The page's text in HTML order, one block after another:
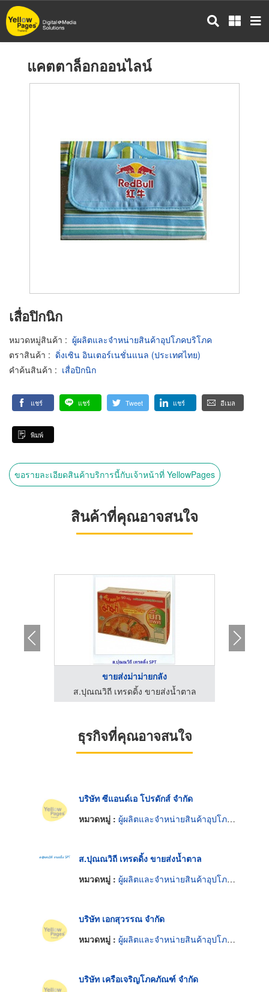
ข้าม
ไป
แคตตาล็อกออนไลน์
เสื่อปิกนิก
หมวดหมู่สินค้า : ผู้ผลิตและจำหน่ายสินค้าอุปโภคบริโภค
ตราสินค้า : ดิ่งเซิน อินเตอร์เนชั่นแนล (ประเทศไทย)
คำค้นสินค้า : เสื่อปิกนิก
แชร์ แชร์ Tweet แชร์ อีเมล
พิมพ์
ขอรายละเอียดสินค้าบริการนี้กับเจ้าหน้าที่ YellowPages
สินค้าที่คุณอาจสนใจ
ขายส่งม่าม่ายกลัง
ส.ปุณณวิถี เทรดดิ้ง ขายส่งน้ำตาล
ธุรกิจที่คุณอาจสนใจ
บริษัท ซีแอนด์เอ โปรดักส์ จำกัด
หมวดหมู่ : ผู้ผลิตและจำหน่ายสินค้าอุปโภคบริโภค
ส.ปุณณวิถี เทรดดิ้ง ขายส่งน้ำตาล
หมวดหมู่ : ผู้ผลิตและจำหน่ายสินค้าอุปโภคบริโภค
บริษัท เอกสุวรรณ จำกัด
หมวดหมู่ : ผู้ผลิตและจำหน่ายสินค้าอุปโภคบริโภค
บริษัท เครือเจริญโภคภัณฑ์ จำกัด